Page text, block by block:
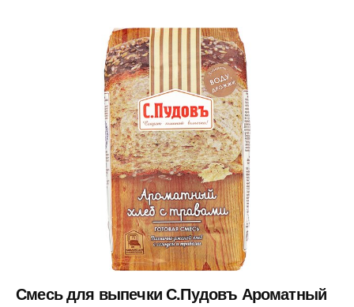
Смесь для выпечки С.Пудовъ Ароматный